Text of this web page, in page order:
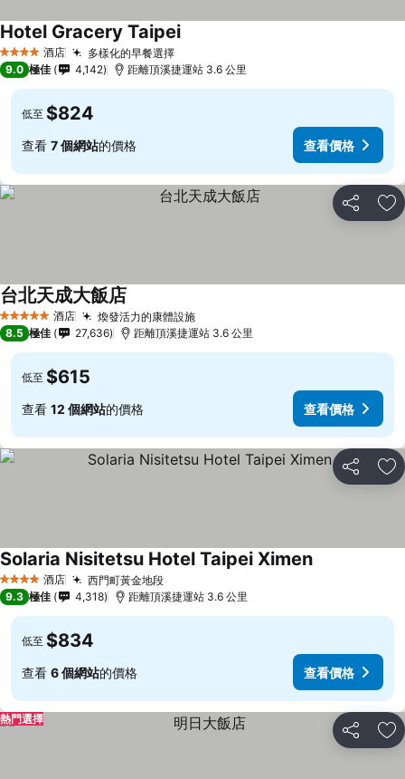
4 星級 酒店 多樣化的早餐選擇
Hotel Gracery Taipei
9.0 極佳 4,142 距離頂溪捷運站 3.6 公里
低至 $824
查看 7 個網站的價格 查看價格
分享 放
5 星級 酒店 煥發活力的康體設施
台北天成大飯店
8.5 極佳 27,636 距離頂溪捷運站 3.6 公里
低至 $615
查看 12 個網站的價格 查看價格
分享 放
4 星級 酒店 西門町黃金地段
Solaria Nisitetsu Hotel Taipei Ximen
9.3 極佳 4,318 距離頂溪捷運站 3.6 公里
低至 $834
查看 6 個網站的價格 查看價格
分享 放
熱門選擇